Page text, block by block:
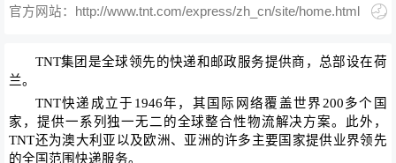
官方网站：http://www.tnt.com/express/zh_cn/site/home.html 
TNT集团是全球领先的快递和邮政服务提供商，总部设在荷
兰。
TNT快递成立于1946年，其国际网络覆盖世界200多个国
家，提供一系列独一无二的全球整合性物流解决方案。此外，
TNT还为澳大利亚以及欧洲、亚洲的许多主要国家提供业界领先
的全国范围快递服务。